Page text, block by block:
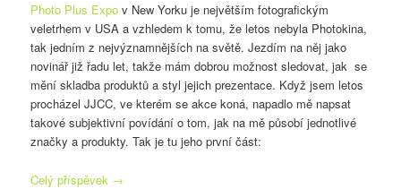
Photo Plus Expo v New Yorku je největším fotografickým
veletrhem v USA a vzhledem k tomu, že letos nebyla Photokina,
tak jedním z nejvýznamnějších na světě. Jezdím na něj jako
novinář již řadu let, takže mám dobrou možnost sledovat, jak se
mění skladba produktů a styl jejich prezentace. Když jsem letos
procházel JJCC, ve kterém se akce koná, napadlo mě napsat
takové subjektivní povídání o tom, jak na mě působí jednotlivé
značky a produkty. Tak je tu jeho první část:
Celý příspěvek →